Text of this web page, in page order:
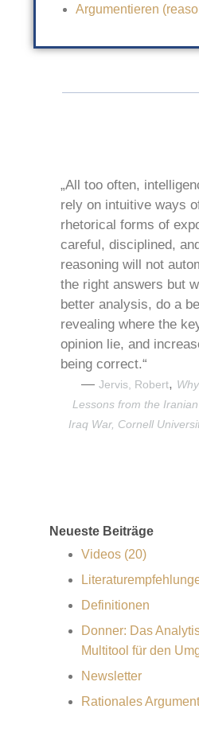
Argumentieren
„All too often,
rely on intuitive ways
rhetorical forms of
careful, disciplined,
reasoning will not
the right answers but
better analysis, do a
revealing where the
opinion lie, and
being correct.“
— Jervis, Robert,
Lessons from the
Iraq War, Cornell
Neueste Beiträge
Videos (20)
Definitionen
Donner: Das
Multitool für den
Newsletter
Rationales